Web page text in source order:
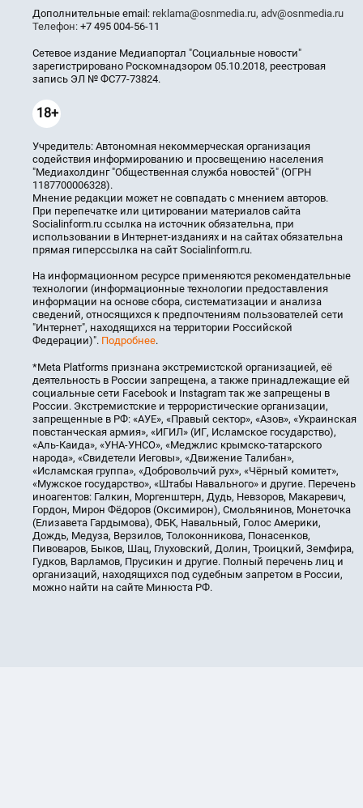
Дополнительные email: reklama@osnmedia.ru, adv@osnmedia.ru
Телефон: +7 495 004-56-11
Сетевое издание Медиапортал "Социальные новости"
зарегистрировано Роскомнадзором 05.10.2018, реестровая
запись ЭЛ № ФС77-73824.
18+
Учредитель: Автономная некоммерческая организация
содействия информированию и просвещению населения
"Медиахолдинг "Общественная служба новостей" (ОГРН
1187700006328).
Мнение редакции может не совпадать с мнением авторов.
При перепечатке или цитировании материалов сайта
Socialinform.ru ссылка на источник обязательна, при
использовании в Интернет-изданиях и на сайтах обязательна
прямая гиперссылка на сайт Socialinform.ru.
На информационном ресурсе применяются рекомендательные
технологии (информационные технологии предоставления
информации на основе сбора, систематизации и анализа
сведений, относящихся к предпочтениям пользователей сети
"Интернет", находящихся на территории Российской
Федерации)". Подробнее.
*Meta Platforms признана экстремистской организацией, её
деятельность в России запрещена, а также принадлежащие ей
социальные сети Facebook и Instagram так же запрещены в
России. Экстремистские и террористические организации,
запрещенные в РФ: «АУЕ», «Правый сектор», «Азов», «Украинская
повстанческая армия», «ИГИЛ» (ИГ, Исламское государство),
«Аль-Каида», «УНА-УНСО», «Меджлис крымско-татарского
народа», «Свидетели Иеговы», «Движение Талибан»,
«Исламская группа», «Добровольчий рух», «Чёрный комитет»,
«Мужское государство», «Штабы Навального» и другие. Перечень
иноагентов: Галкин, Моргенштерн, Дудь, Невзоров, Макаревич,
Гордон, Мирон Фёдоров (Оксимирон), Смольянинов, Монеточка
(Елизавета Гардымова), ФБК, Навальный, Голос Америки,
Дождь, Медуза, Верзилов, Толоконникова, Понасенков,
Пивоваров, Быков, Шац, Глуховский, Долин, Троицкий, Земфира,
Гудков, Варламов, Прусикин и другие. Полный перечень лиц и
организаций, находящихся под судебным запретом в России,
можно найти на сайте Минюста РФ.